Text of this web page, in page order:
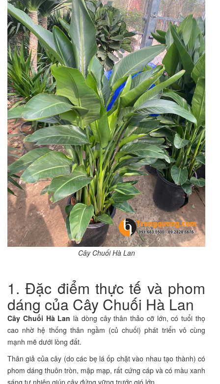
Cây Chuối Hà Lan
1. Đặc điểm thực tế và phom
dáng của Cây Chuối Hà Lan
Cây Chuối Hà Lan là dòng cây thân thảo cỡ lớn, có tuổi thọ
cao nhờ hệ thống thân ngầm (củ chuối) phát triển vô cùng
mạnh mẽ dưới lòng đất.
Thân giả của cây (do các bẹ lá ốp chặt vào nhau tạo thành) có
phom dáng thuôn tròn, mập mạp, rất cứng cáp và có màu xanh
sáng tự nhiên giúp cây đứng vững trước gió lớn.